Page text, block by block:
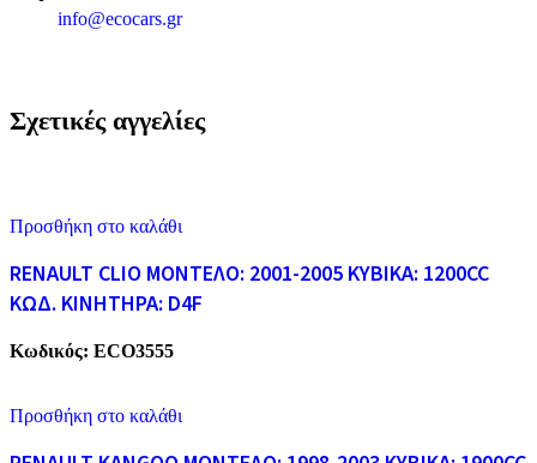
info@ecocars.gr
Σχετικές αγγελίες
Προσθήκη στο καλάθι
RENAULT CLIO ΜΟΝΤΕΛΟ: 2001-2005 ΚΥΒΙΚΑ: 1200CC
ΚΩΔ. ΚΙΝΗΤΗΡΑ: D4F
Κωδικός: ECO3555
Προσθήκη στο καλάθι